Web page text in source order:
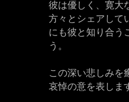
彼は優しく、寛大
方々とシェアして
にも彼と知り合う
う。
この深い悲しみを
哀悼の意を表しま